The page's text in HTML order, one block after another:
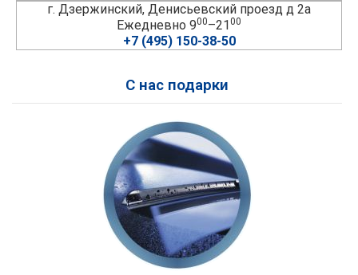
г. Дзержинский, Денисьевский проезд д 2а
Ежедневно 900–2100
+7 (495) 150-38-50
С нас подарки